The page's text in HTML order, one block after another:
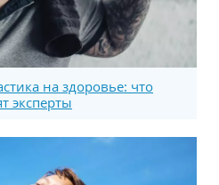
на здоровье: что
эксперты